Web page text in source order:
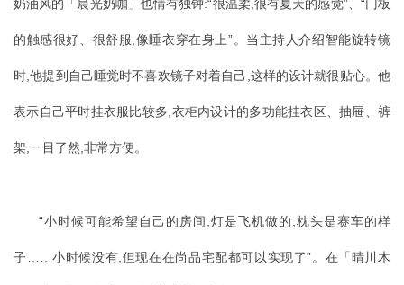
奶油风的「晨光奶咖」也情有独钟:“很温柔,很有夏天的感觉”、“门板
的触感很好、很舒服,像睡衣穿在身上”。当主持人介绍智能旋转镜
时,他提到自己睡觉时不喜欢镜子对着自己,这样的设计就很贴心。他
表示自己平时挂衣服比较多,衣柜内设计的多功能挂衣区、抽屉、裤
架,一目了然,非常方便。
“小时候可能希望自己的房间,灯是飞机做的,枕头是赛车的样
子……小时候没有,但现在在尚品宅配都可以实现了”。在「晴川木